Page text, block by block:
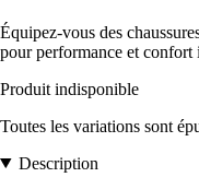
Équipez-vous des
pour performance et confort
Produit indisponible
Toutes les variations sont
Description